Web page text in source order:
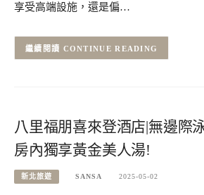
享受高端設施，還是偏…
CONTINUE READING
八里福朋喜來登酒店|無邊際
房內獨享黃金美人湯!
新北旅遊 SANSA 2025-05-02